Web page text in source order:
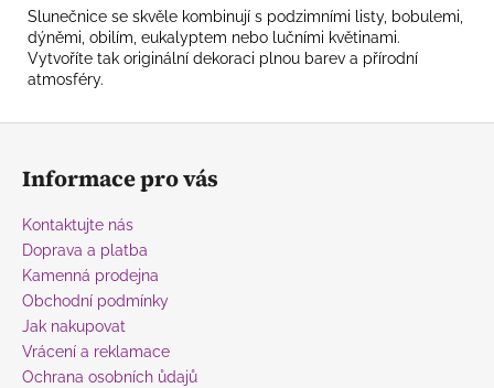
Slunečnice se skvěle kombinují s podzimními listy, bobulemi,
dýněmi, obilím, eukalyptem nebo lučními květinami.
Vytvoříte tak originální dekoraci plnou barev a přírodní
atmosféry.
Informace pro vás
Kontaktujte nás
Doprava a platba
Kamenná prodejna
Obchodní podmínky
Jak nakupovat
Vrácení a reklamace
Ochrana osobních ůdajů